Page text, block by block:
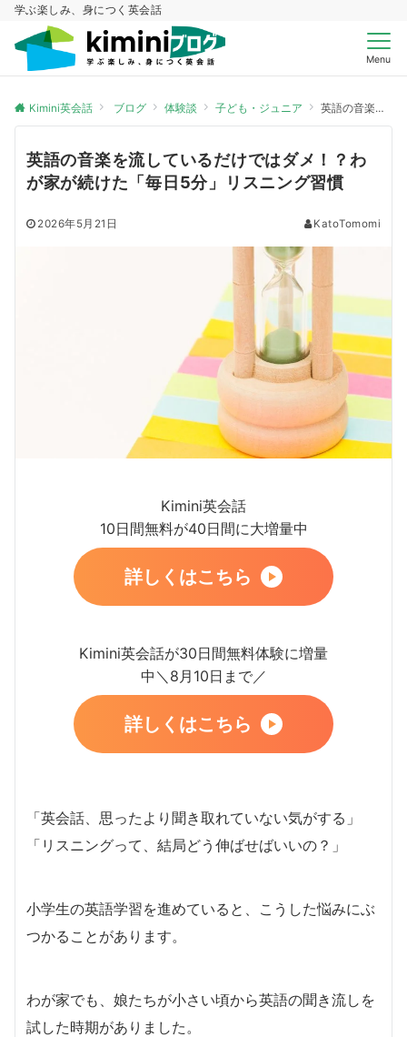
学ぶ楽しみ、身につく英会話
Menu
Kimini英会話 ブログ 体験談 子ども・ジュニア 英語の音楽を流しているだけではダメ！？わが家が続けた「毎日5分」リスニング習慣
英語の音楽を流しているだけではダメ！？わ
が家が続けた「毎日5分」リスニング習慣
2026年5月21日 KatoTomomi
Kimini英会話
10日間無料が40日間に大増量中
詳しくはこちら
Kimini英会話が30日間無料体験に増量
中＼8月10日まで／
詳しくはこちら
「英会話、思ったより聞き取れていない気がする」
「リスニングって、結局どう伸ばせばいいの？」
小学生の英語学習を進めていると、こうした悩みにぶ
つかることがあります。
わが家でも、娘たちが小さい頃から英語の聞き流しを
試した時期がありました。